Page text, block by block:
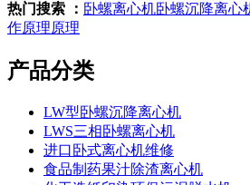
热门搜索 ： 卧螺离心机卧螺沉降离心
作原理原理
产品分类
LW型卧螺沉降离心机
LWS三相卧螺离心机
进口卧式离心机维修
食品制药果汁除渣离心机